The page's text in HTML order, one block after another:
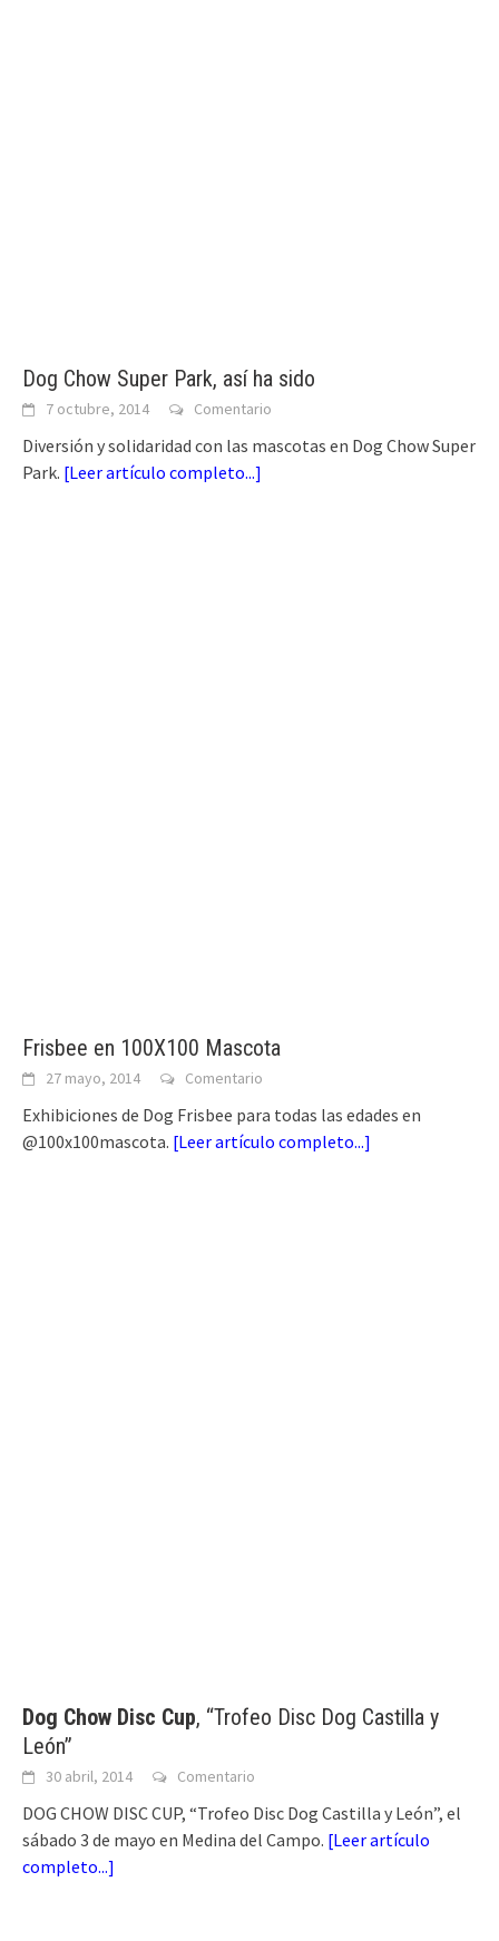
Dog Chow Super Park, así ha sido
7 octubre, 2014 Comentario
Diversión y solidaridad con las mascotas en Dog Chow Super
Park. [Leer artículo completo...]
Frisbee en 100X100 Mascota
27 mayo, 2014 Comentario
Exhibiciones de Dog Frisbee para todas las edades en
@100x100mascota. [Leer artículo completo...]
Dog Chow Disc Cup, “Trofeo Disc Dog Castilla y
León”
30 abril, 2014 Comentario
DOG CHOW DISC CUP, “Trofeo Disc Dog Castilla y León”, el
sábado 3 de mayo en Medina del Campo. [Leer artículo
completo...]